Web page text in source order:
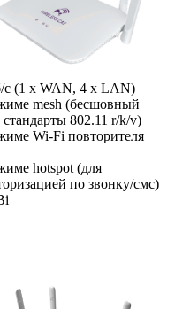
с (1 x WAN, 4 x LAN)
mesh (бесшовный
802.11 r/k/v)
Wi-Fi повторителя
hotspot (для
по звонку/смс)